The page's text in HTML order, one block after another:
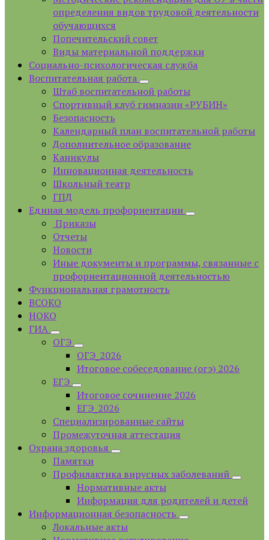
определения видов трудовой деятельности
обучающихся
Попечительский совет
Виды материальной поддержки
Социально-психологическая служба
Воспитательная работа
Штаб воспитательной работы
Спортивный клуб гимназии «РУБИН»
Безопасность
Календарный план воспитательной работы
Дополнительное образование
Каникулы
Инновационная деятельность
Школьный театр
ГПД
Единая модель профориентации
Приказы
Отчеты
Новости
Иные документы и программы, связанные с
профориентационной деятельностью
Функциональная грамотность
ВСОКО
НОКО
ГИА
ОГЭ
ОГЭ_2026
Итоговое собеседование (огэ) 2026
ЕГЭ
Итоговое сочинение 2026
ЕГЭ_2026
Специализированные сайты
Промежуточная аттестация
Охрана здоровья
Памятки
Профилактика вирусных заболеваний
Нормативные акты
Информация для родителей и детей
Информационная безопасность
Локальные акты